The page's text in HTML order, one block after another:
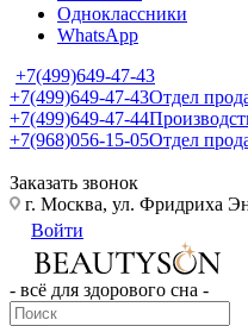
Одноклассники
WhatsApp
+7(499)649-47-43
+7(499)649-47-43Отдел
+7(499)649-47-44
+7(968)056-15-05Отдел
Заказать звонок
г. Москва, ул. Фридриха
Войти
- всё для здорового сна -